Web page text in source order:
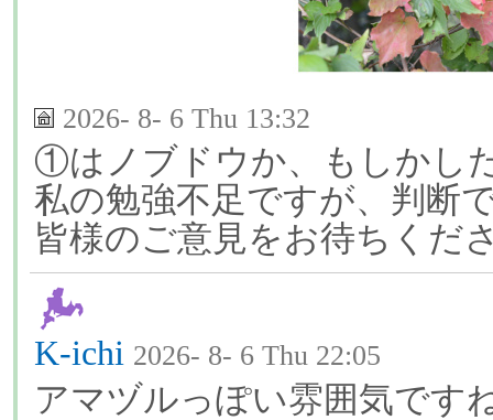
2026- 8- 6 Thu 13:32
①はノブドウか、もしかし
私の勉強不足ですが、判断
皆様のご意見をお待ちくだ
K-ichi 2026- 8- 6 Thu 22:05
アマヅルっぽい雰囲気です